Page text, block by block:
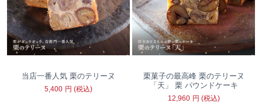
当店一番人気 栗のテリーヌ
5,400 円 (税込)
栗菓子の最高峰 栗のテリーヌ
「天」 栗 パウンドケーキ
12,960 円 (税込)